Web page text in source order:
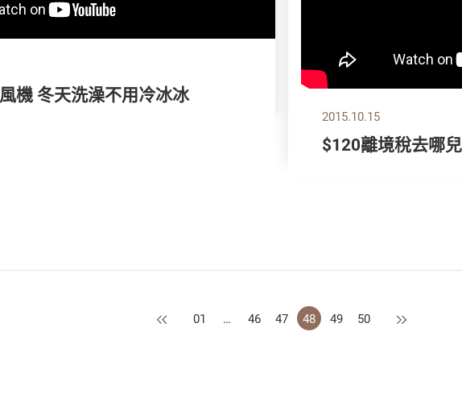
機 冬天洗澡不用冷冰冰
2015.10.15
$120離境稅去哪
上一頁
01 … 46 47 48 49 50 下一頁